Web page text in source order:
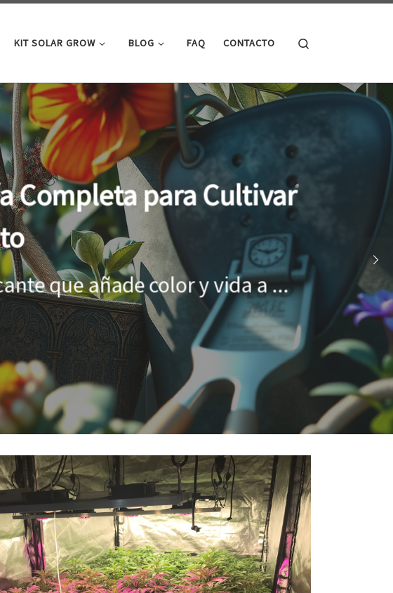
KIT SOLAR GROW BLOG FAQ CONTACTO
crecimiento óptimo de
el entorno adecuado